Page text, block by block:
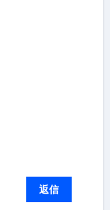
返信